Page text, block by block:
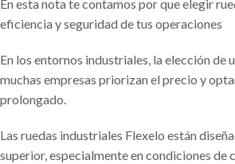
En esta nota te contamos por que elegir
eficiencia y seguridad de tus operaciones
En los entornos industriales, la elección
muchas empresas priorizan el precio y
prolongado.
Las ruedas industriales Flexelo están
superior, especialmente en condiciones de